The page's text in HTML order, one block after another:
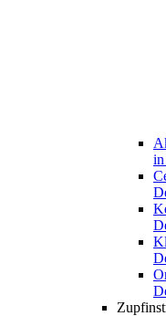
in